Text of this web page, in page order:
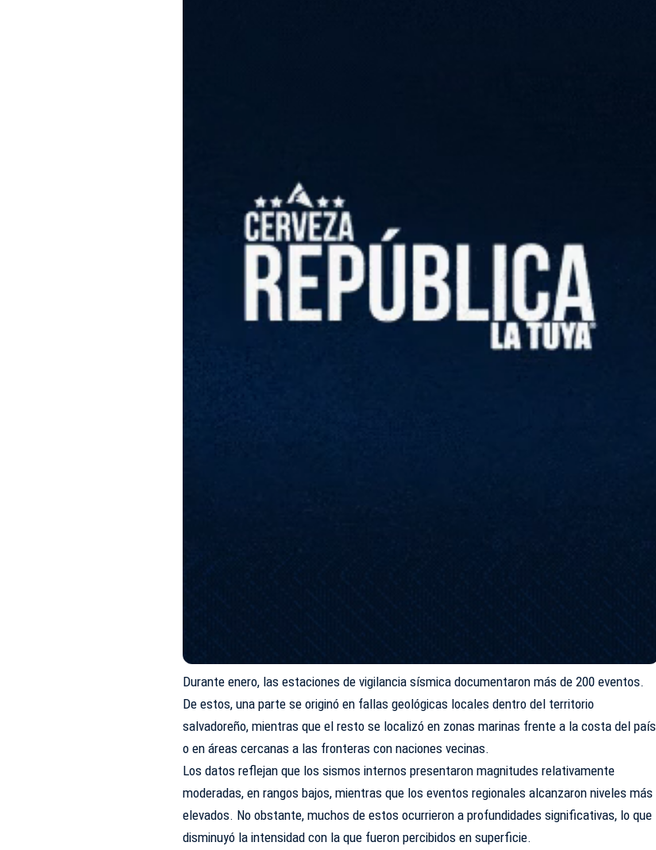
Durante enero, las estaciones de vigilancia sísmica documentaron más de 200 eventos.
De estos, una parte se originó en fallas geológicas locales dentro del territorio
salvadoreño, mientras que el resto se localizó en zonas marinas frente a la costa del país
o en áreas cercanas a las fronteras con naciones vecinas.
Los datos reflejan que los sismos internos presentaron magnitudes relativamente
moderadas, en rangos bajos, mientras que los eventos regionales alcanzaron niveles más
elevados. No obstante, muchos de estos ocurrieron a profundidades significativas, lo que
disminuyó la intensidad con la que fueron percibidos en superficie.